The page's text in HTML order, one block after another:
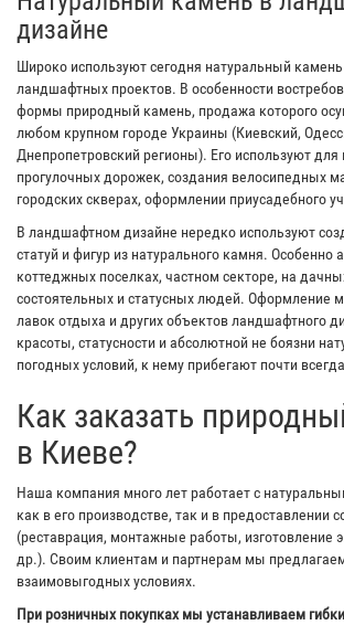
дизайне
Широко используют сегодня натуральный
ландшафтных проектов. В особенности
формы природный камень, продажа которого
любом крупном городе Украины (Киевский,
Днепропетровский регионы). Его используют
прогулочных дорожек, создания велосипедных
городских скверах, оформлении приусадебного
В ландшафтном дизайне нередко используют
статуй и фигур из натурального камня. Особенно
коттеджных поселках, частном секторе, на
состоятельных и статусных людей. Оформление
лавок отдыха и других объектов ландшафтного
красоты, статусности и абсолютной не боязни
погодных условий, к нему прибегают почти
Как заказать
в Киеве?
Наша компания много лет работает с
как в его производстве, так и в предоставлении
(реставрация, монтажные работы, изготовление
др.). Своим клиентам и партнерам мы
взаимовыгодных условиях.
При розничных покупках мы устанавливаем